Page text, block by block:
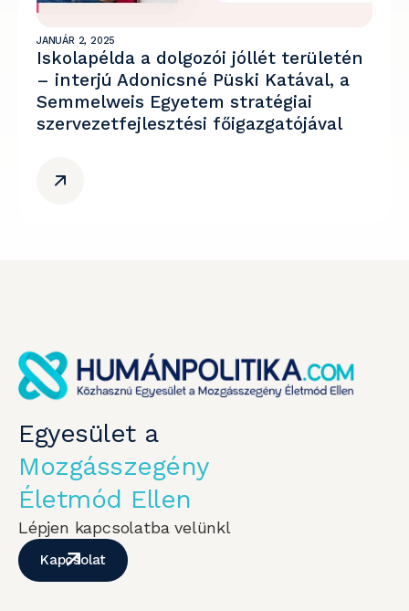
JANUÁR 2, 2025
Iskolapélda a dolgozói jóllét területén
– interjú Adonicsné Püski Katával, a
Semmelweis Egyetem stratégiai
szervezetfejlesztési főigazgatójával
Egyesület a
Mozgásszegény
Életmód Ellen
Lépjen kapcsolatba velünkl
Kapcsolat